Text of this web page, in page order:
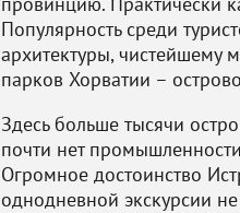
Популярность среди
архитектуры,
парков Хорватии –
Здесь больше тысячи
почти нет
Огромное достоинство
однодневной экскурсии